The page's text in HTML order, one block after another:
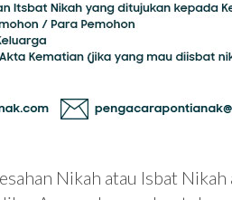
Nikah atau Isbat